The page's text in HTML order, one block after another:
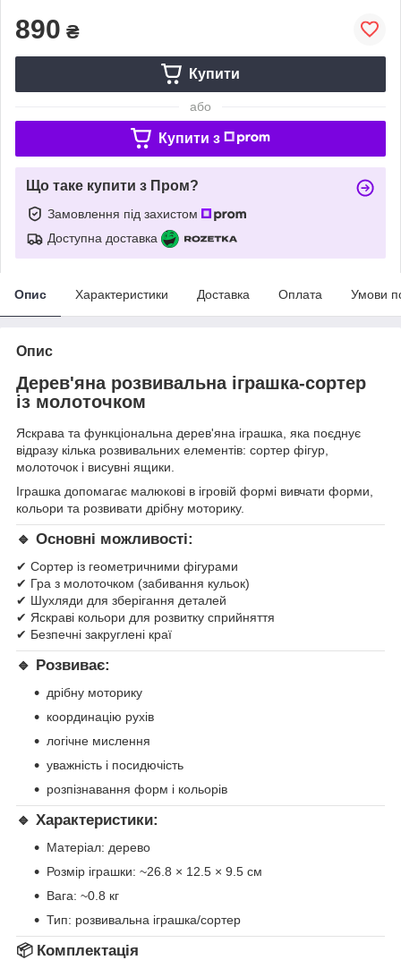
890 ₴
Купити
або
Купити з
Що таке купити з Пром?
Замовлення під захистом
Доступна доставка
Опис Характеристики Доставка Оплата Умови
Опис
Дерев'яна розвивальна іграшка-сортер
із молоточком
Яскрава та функціональна дерев'яна іграшка, яка поєднує
відразу кілька розвивальних елементів: сортер фігур,
молоточок і висувні ящики.
Іграшка допомагає малюкові в ігровій формі вивчати форми,
кольори та розвивати дрібну моторику.
🔹 Основні можливості:
✔ Сортер із геометричними фігурами
✔ Гра з молоточком (забивання кульок)
✔ Шухляди для зберігання деталей
✔ Яскраві кольори для розвитку сприйняття
✔ Безпечні закруглені краї
🔹 Розвиває:
дрібну моторику
координацію рухів
логічне мислення
уважність і посидючість
розпізнавання форм і кольорів
🔹 Характеристики:
Матеріал: дерево
Розмір іграшки: ~26.8 × 12.5 × 9.5 см
Вага: ~0.8 кг
Тип: розвивальна іграшка/сортер
📦 Комплектація